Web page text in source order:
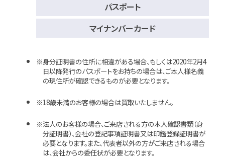
パスポート
マイナンバーカード
身分証明書の住所に相違がある場合、もしくは2020年2月4
日以降発行のパスポートをお持ちの場合は、ご本人様名義
の現住所が確認できるものが必要となります。
18歳未満のお客様の場合は買取いたしません。
法人のお客様の場合、ご来店される方の本人確認書類（身
分証明書）、会社の登記事項証明書又は印鑑登録証明書が
必要となります。また、代表者以外の方がご来店される場合
は、会社からの委任状が必要となります。